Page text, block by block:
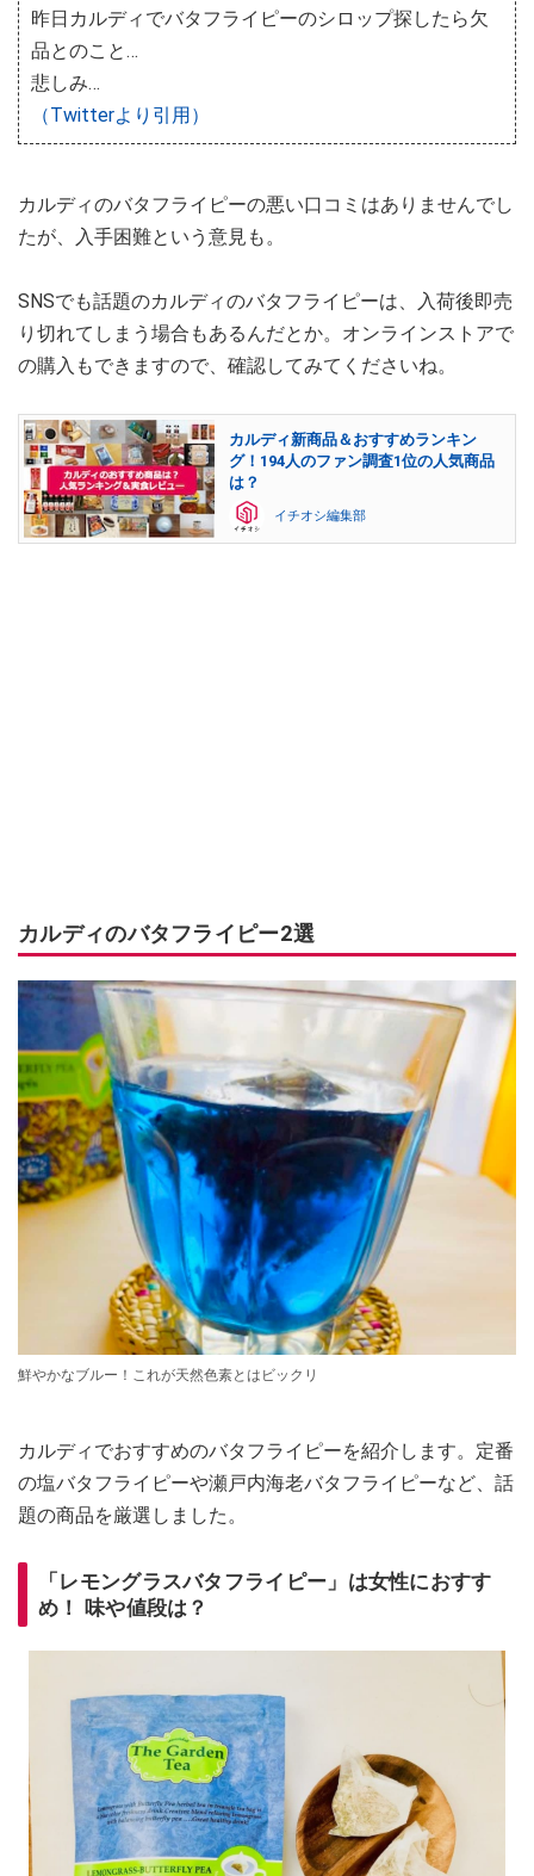
昨日カルディでバタフライピーのシロップ探したら欠
品とのこと…
悲しみ…
（Twitterより引用）
カルディのバタフライピーの悪い口コミはありませんでし
たが、入手困難という意見も。
SNSでも話題のカルディのバタフライピーは、入荷後即売
り切れてしまう場合もあるんだとか。オンラインストアで
の購入もできますので、確認してみてくださいね。
カルディ新商品＆おすすめランキン
グ！194人のファン調査1位の人気商品
は？
イチオシ編集部
カルディのバタフライピー2選
鮮やかなブルー！これが天然色素とはビックリ
カルディでおすすめのバタフライピーを紹介します。定番
の塩バタフライピーや瀬戸内海老バタフライピーなど、話
題の商品を厳選しました。
「レモングラスバタフライピー」は女性におすす
め！ 味や値段は？